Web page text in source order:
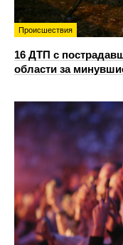
Происшествия
16 ДТП с
области за